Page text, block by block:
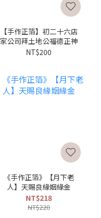
【手作正箔】初二十六店
家公司拜土地公福德正神
NT$200
《手作正箔》【月下老
人】天賜良緣姻緣金
NT$218
NT$220